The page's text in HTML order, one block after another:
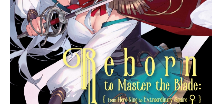
る――！作品名ライアー・ライアー
放送形態TVアニメスケジュール2023
年7月8日（土）〜2023年9月23日
（土）TOKYOMXほか話数全12話キ
ャスト篠原緋呂斗：中村源太姫路白
雪：首藤志奈彩園寺更紗：倉持若菜
秋⽉乃愛：立花理香椎名紬：森山由
梨佳加賀⾕亜未：山村響⼀ノ瀬棗：
桑島法子多々良楓花：瀬戸桃子辻友